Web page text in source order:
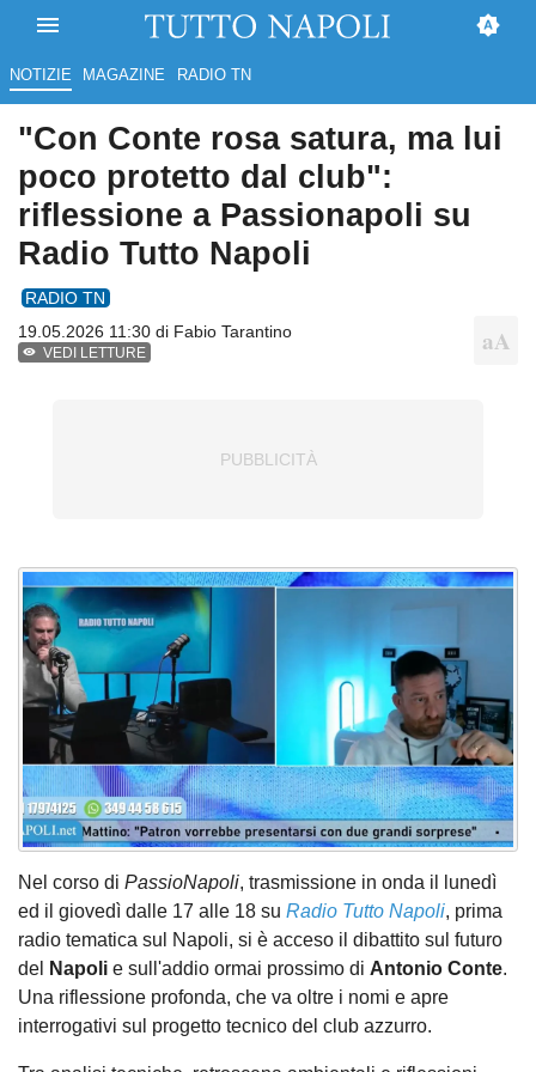
NOTIZIE MAGAZINE RADIO TN
"Con Conte rosa satura, ma lui
poco protetto dal club":
riflessione a Passionapoli su
Radio Tutto Napoli
RADIO TN
19.05.2026 11:30 di Fabio Tarantino
VEDI LETTURE
Nel corso di PassioNapoli, trasmissione in onda il lunedì
ed il giovedì dalle 17 alle 18 su Radio Tutto Napoli, prima
radio tematica sul Napoli, si è acceso il dibattito sul futuro
del
Napoli e sull'addio ormai prossimo di Antonio Conte.
Una riflessione profonda, che va oltre i nomi e apre
interrogativi sul progetto tecnico del club azzurro.